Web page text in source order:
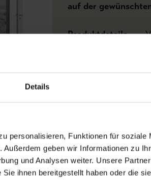
Details
personalisieren, Funktionen für soziale
geben wir Informationen zu
und Analysen weiter. Unsere
ihnen bereitgestellt haben oder die
auf der
Produktdetails
Design:
Designer:
Farbton: